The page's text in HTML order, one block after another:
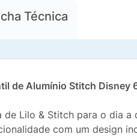
Técnica
de Alumínio Stitch Disney
de Lilo & Stitch para o dia a
com um design